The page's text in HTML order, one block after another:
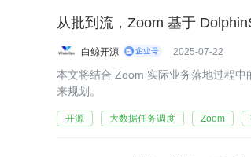
从批到流，Zoom 基于
白鲸开源 2025-07-22
本文将结合 Zoom 实际业务落地过程
来规划。
开源 大数据任务调度 Zoom